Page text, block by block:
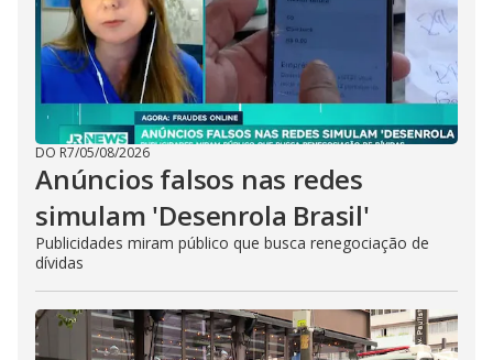
DO R7/05/08/2026
Anúncios falsos nas redes
simulam 'Desenrola Brasil'
Publicidades miram público que busca renegociação de
dívidas